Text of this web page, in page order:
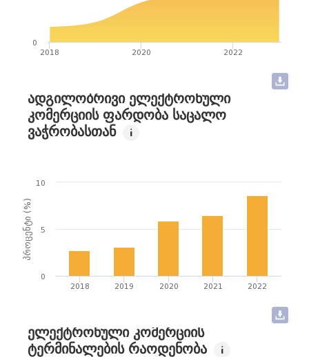
ნინო ფრუიძე
იქომერს ასოციაცია - საქართველო
გლობალური შეთანხმების საქართველოს ქსელი
ლანა ჩხარტიშვილი
2018 2020 2022
0
პროცენტი (%)
2018 2019 2020 2021 2022
0
5
10
ᲐᲓᲒᲘᲚᲝᲑᲠᲘᲕᲘ ᲔᲚᲔᲥᲢᲠᲝᲜᲣᲚᲘ
ᲙᲝᲛᲔᲠᲪᲘᲘᲡ ᲤᲐᲠᲓᲝᲑᲐ ᲡᲐᲪᲐᲚᲝ
ᲕᲐᲭᲠᲝᲑᲐᲡᲗᲐᲜ
i
ᲔᲚᲔᲥᲢᲠᲝᲜᲣᲚᲘ ᲙᲝᲛᲔᲠᲪᲘᲘᲡ
ᲢᲔᲠᲛᲘᲜᲐᲚᲔᲑᲘᲡ ᲠᲐᲝᲓᲔᲜᲝᲑᲐ
i